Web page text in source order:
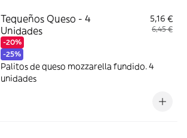
Tequeños Queso - 4
Unidades
-20%
-25%
5,16 €
6,45 €
Palitos de queso mozzarella fundido. 4
unidades